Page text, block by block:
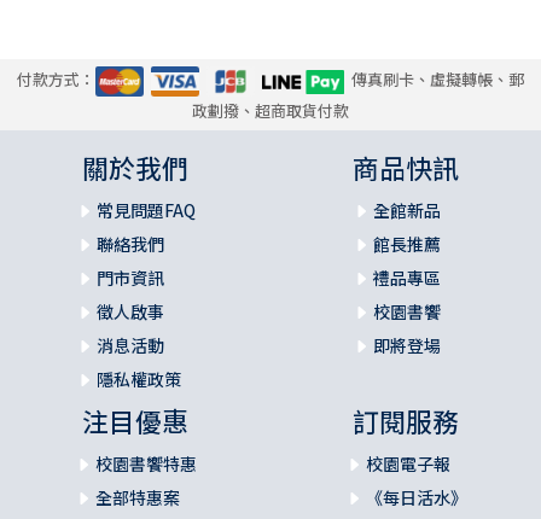
經文分段和寫作技巧
經文解釋和難解經文
．上主「與利未所立的約」（4b節）所指的是甚麼？
經文重點和實際應用
有助明白經文的例子
．敬畏神
有助實踐經文的默想
上主要求神的後裔（第四個信息）（瑪二10～16）
經文分段和寫作技巧
經文解釋和難解經文
經文重點和實際應用
有助明白經文的例子
．維繫婚姻的祕密
有助實踐經文的默想
上主必煉淨及審判（第五個信息）（瑪二17～三5）
付款方式：
傳真刷卡、虛擬轉帳、郵
政劃撥、超商取貨付款
關於我們
常見問題FAQ
聯絡我們
門市資訊
徵人啟事
消息活動
隱私權政策
商品快訊
全館新品
館長推薦
禮品專區
校園書饗
即將登場
注目優惠
校園書饗特惠
全部特惠案
訂閱服務
校園電子報
《每日活水》